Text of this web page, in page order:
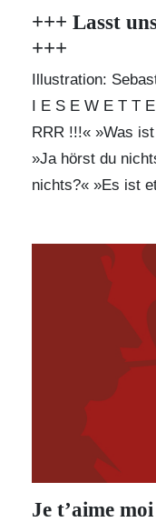
+++ Lasst
+++
Illustration:
I E S E W E T T
RRR !!!« »Was
»Ja hörst du
nichts?« »Es ist
Je t’aime